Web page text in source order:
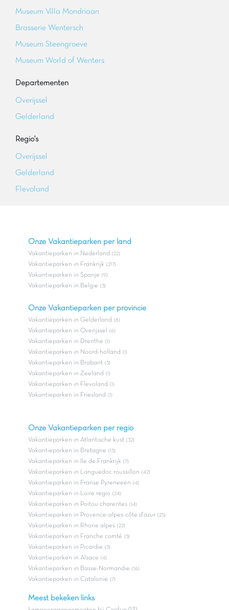
Museum Villa Mondriaan
Brasserie Wentersch
Museum Steengroeve
Museum World of Wenters
Departementen
Overijssel
Gelderland
Regio's
Overijssel
Gelderland
Flevoland
Onze Vakantieparken per land
Vakantieparken in Nederland (22)
Vakantieparken in Frankrijk (217)
Vakantieparken in Spanje (9)
Vakantieparken in Belgie (3)
Onze Vakantieparken per provincie
Vakantieparken in Gelderland (8)
Vakantieparken in Overijssel (6)
Vakantieparken in Drenthe (1)
Vakantieparken in Noord-holland (1)
Vakantieparken in Brabant (3)
Vakantieparken in Zeeland (1)
Vakantieparken in Flevoland (1)
Vakantieparken in Friesland (1)
Onze Vakantieparken per regio
Vakantieparken in Atlantische kust (32)
Vakantieparken in Bretagne (15)
Vakantieparken in Ile de Frankrijk (7)
Vakantieparken in Languedoc roussillon (42)
Vakantieparken in Franse Pyreneeën (4)
Vakantieparken in Loire regio (24)
Vakantieparken in Poitou charentes (14)
Vakantieparken in Provence-alpes-côte d'azur (25)
Vakantieparken in Rhone alpes (22)
Vakantieparken in Franche comté (5)
Vakantieparken in Picardie (3)
Vakantieparken in Alsace (4)
Vakantieparken in Basse-Normandie (16)
Vakantieparken in Catalonië (7)
Meest bekeken links